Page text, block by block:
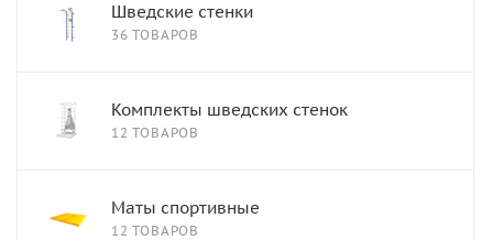
Шведские стенки
36 ТОВАРОВ
Комплекты шведских стенок
12 ТОВАРОВ
Маты спортивные
12 ТОВАРОВ